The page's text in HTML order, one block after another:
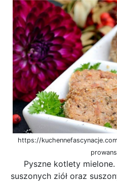
https://
Pyszne kotlety mielone.
suszonych ziół oraz